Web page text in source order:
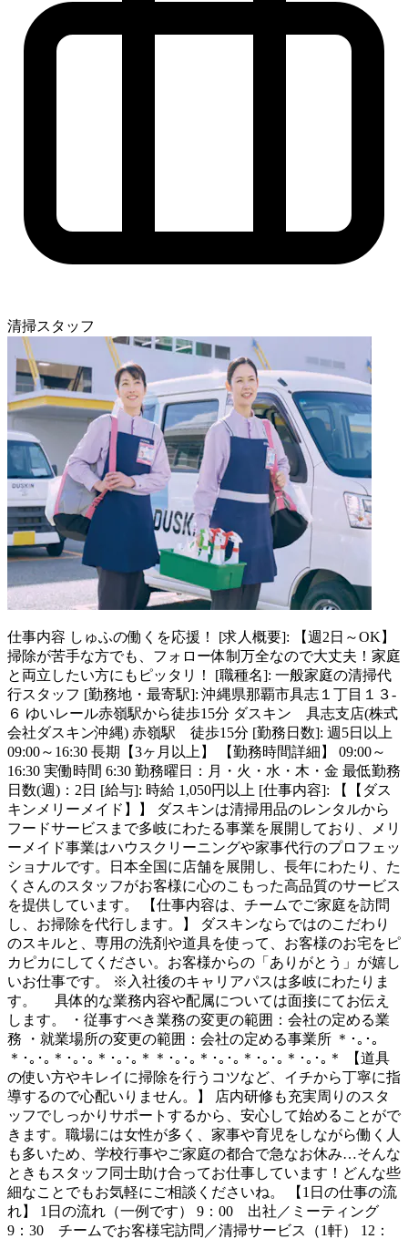
清掃スタッフ
仕事内容 しゅふの働くを応援！ [求人概要]: 【週2日～OK】
掃除が苦手な方でも、フォロー体制万全なので大丈夫！家庭
と両立したい方にもピッタリ！ [職種名]: 一般家庭の清掃代
行スタッフ [勤務地・最寄駅]: 沖縄県那覇市具志１丁目１３-
６ ゆいレール赤嶺駅から徒歩15分 ダスキン 具志支店(株式
会社ダスキン沖縄) 赤嶺駅 徒歩15分 [勤務日数]: 週5日以上
09:00～16:30 長期【3ヶ月以上】 【勤務時間詳細】 09:00～
16:30 実働時間 6:30 勤務曜日：月・火・水・木・金 最低勤務
日数(週)：2日 [給与]: 時給 1,050円以上 [仕事内容]: 【【ダス
キンメリーメイド】】 ダスキンは清掃用品のレンタルから
フードサービスまで多岐にわたる事業を展開しており、メリ
ーメイド事業はハウスクリーニングや家事代行のプロフェッ
ショナルです。日本全国に店舗を展開し、長年にわたり、た
くさんのスタッフがお客様に心のこもった高品質のサービス
を提供しています。 【仕事内容は、チームでご家庭を訪問
し、お掃除を代行します。】 ダスキンならではのこだわり
のスキルと、専用の洗剤や道具を使って、お客様のお宅をピ
カピカにしてください。お客様からの「ありがとう」が嬉し
いお仕事です。 ※入社後のキャリアパスは多岐にわたりま
す。 具体的な業務内容や配属については面接にてお伝え
します。 ・従事すべき業務の変更の範囲：会社の定める業
務 ・就業場所の変更の範囲：会社の定める事業所 ＊･｡･｡
＊･｡･｡＊･｡･｡＊･｡･｡＊＊･｡･｡＊･｡･｡＊･｡･｡＊･｡･｡＊ 【道具
の使い方やキレイに掃除を行うコツなど、イチから丁寧に指
導するので心配いりません。】 店内研修も充実周りのスタ
ッフでしっかりサポートするから、安心して始めることがで
きます。職場には女性が多く、家事や育児をしながら働く人
も多いため、学校行事やご家庭の都合で急なお休み…そんな
ときもスタッフ同士助け合ってお仕事しています！どんな些
細なことでもお気軽にご相談くださいね。 【1日の仕事の流
れ】 1日の流れ（一例です） 9：00 出社／ミーティング
9：30 チームでお客様宅訪問／清掃サービス（1軒） 12：